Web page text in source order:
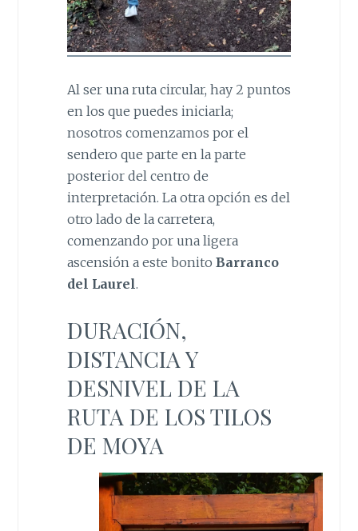
Al ser una ruta circular, hay 2 puntos
en los que puedes iniciarla;
nosotros comenzamos por el
sendero que parte en la parte
posterior del centro de
interpretación. La otra opción es del
otro lado de la carretera,
comenzando por una ligera
ascensión a este bonito Barranco
del Laurel.
DURACIÓN,
DISTANCIA Y
DESNIVEL DE LA
RUTA DE LOS TILOS
DE MOYA